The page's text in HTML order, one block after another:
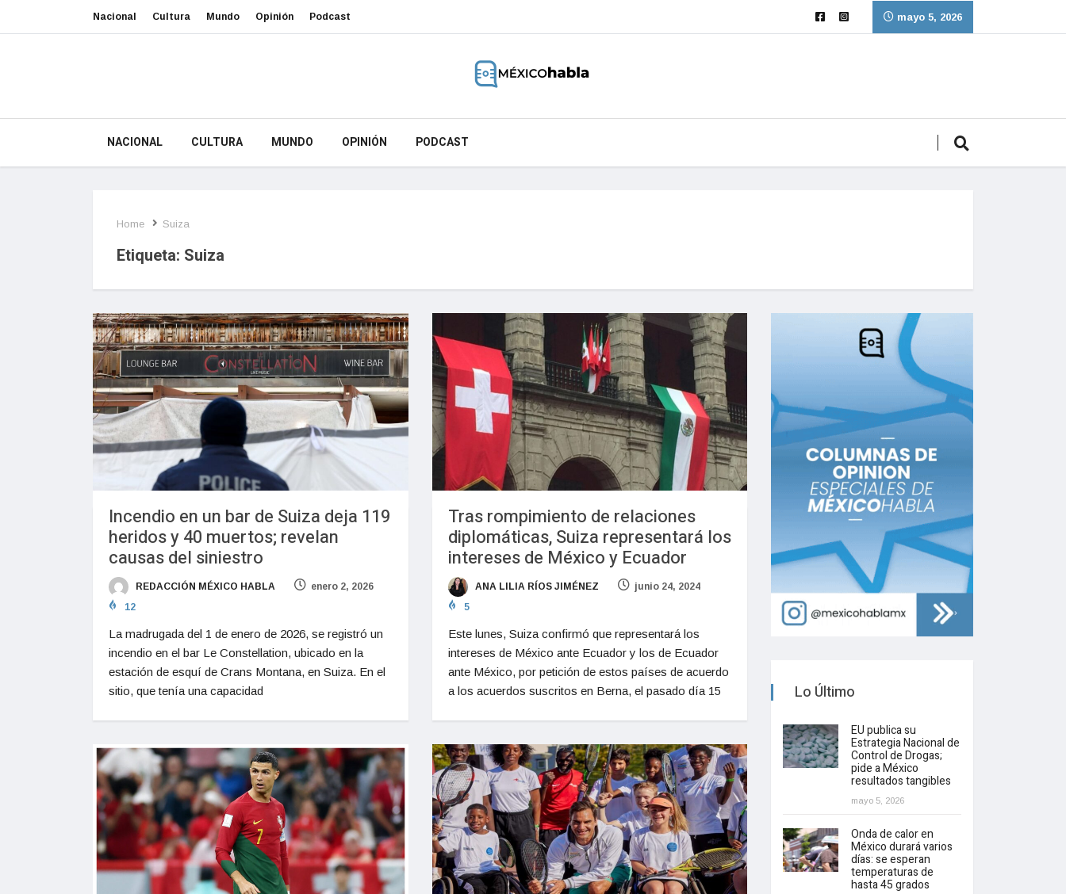
Nacional Cultura Mundo Opinión Podcast mayo 5, 2026
NACIONAL CULTURA MUNDO OPINIÓN PODCAST
Home Suiza
Etiqueta: Suiza
Incendio en un bar de Suiza deja 119
heridos y 40 muertos; revelan
causas del siniestro
REDACCIÓN MÉXICO HABLA
enero 2, 2026
12
La madrugada del 1 de enero de 2026, se registró un
incendio en el bar Le Constellation, ubicado en la
estación de esquí de Crans Montana, en Suiza. En el
sitio, que tenía una capacidad
Tras rompimiento de relaciones
diplomáticas, Suiza representará los
intereses de México y Ecuador
ANA LILIA RÍOS JIMÉNEZ
junio 24, 2024
5
Este lunes, Suiza confirmó que representará los
intereses de México ante Ecuador y los de Ecuador
ante México, por petición de estos países de acuerdo
a los acuerdos suscritos en Berna, el pasado día 15
Lo Último
EU publica su
Estrategia Nacional de
Control de Drogas;
pide a México
resultados tangibles
mayo 5, 2026
Onda de calor en
México durará varios
días: se esperan
temperaturas de
hasta 45 grados